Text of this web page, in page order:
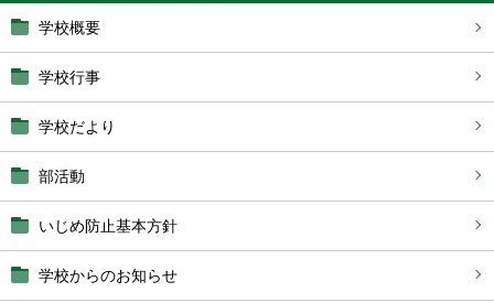
学校概要
学校行事
学校だより
部活動
いじめ防止基本方針
学校からのお知らせ